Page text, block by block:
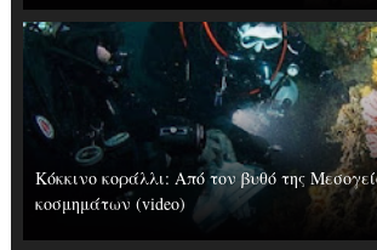
Κόκκινο κοράλλι: Από τον βυθό της
κοσμημάτων (video)